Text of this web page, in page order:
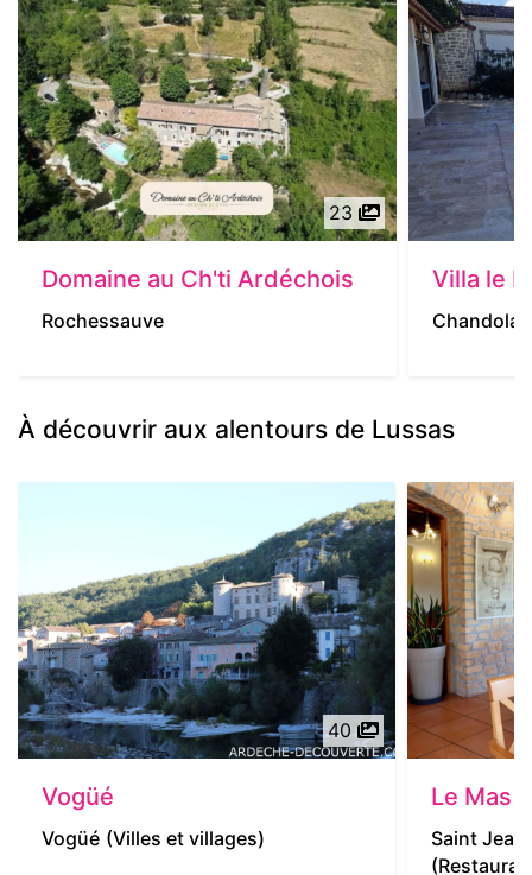
23
Domaine au Ch'ti Ardéchois
Rochessauve
Villa le
Chandolas
À découvrir aux alentours de Lussas
40
Vogüé
Vogüé (Villes et villages)
Le Mas
Saint